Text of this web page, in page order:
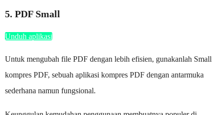
5. PDF Small
Unduh aplikasi
Untuk mengubah file PDF dengan lebih efisien, gunakanlah Small
kompres PDF, sebuah aplikasi kompres PDF dengan antarmuka
sederhana namun fungsional.